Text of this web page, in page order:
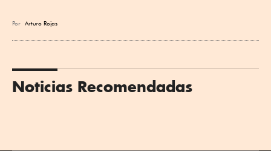
Por Arturo Rojas
Noticias Recomendadas